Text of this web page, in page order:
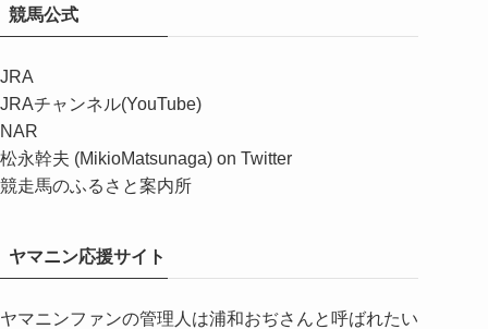
競馬公式
JRA
JRAチャンネル(YouTube)
NAR
松永幹夫 (MikioMatsunaga) on Twitter
競走馬のふるさと案内所
ヤマニン応援サイト
ヤマニンファンの管理人は浦和おぢさんと呼ばれたい